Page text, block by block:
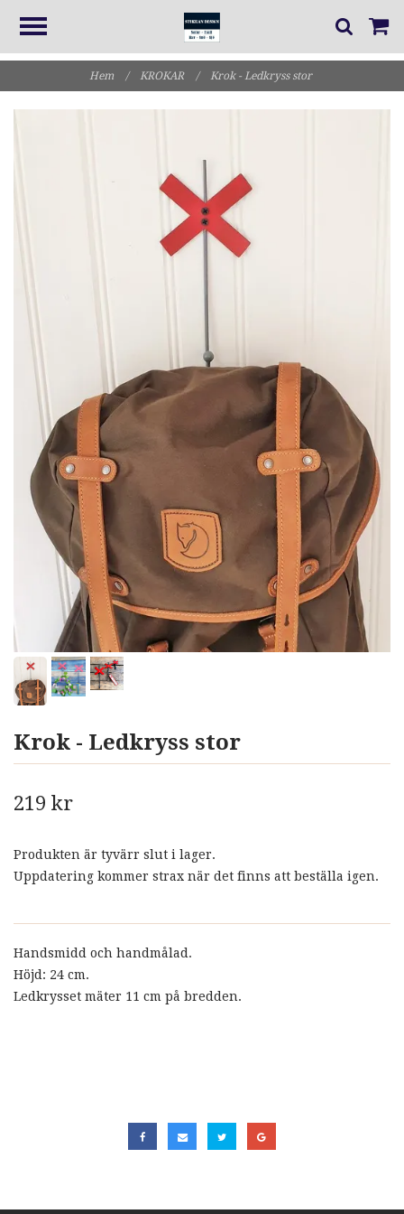
Hem / KROKAR / Krok - Ledkryss stor
Krok - Ledkryss stor
219 kr
Produkten är tyvärr slut i lager.
Uppdatering kommer strax när det finns att beställa igen.
Handsmidd och handmålad.
Höjd: 24 cm.
Ledkrysset mäter 11 cm på bredden.